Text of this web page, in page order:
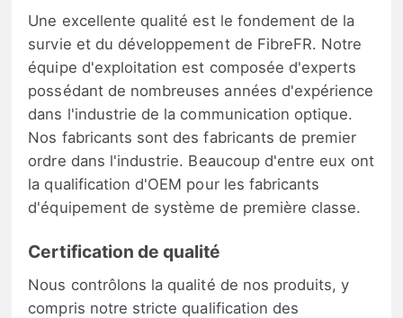
Une excellente qualité est le fondement de la
survie et du développement de FibreFR. Notre
équipe d'exploitation est composée d'experts
possédant de nombreuses années d'expérience
dans l'industrie de la communication optique.
Nos fabricants sont des fabricants de premier
ordre dans l'industrie. Beaucoup d'entre eux ont
la qualification d'OEM pour les fabricants
d'équipement de système de première classe.
Certification de qualité
Nous contrôlons la qualité de nos produits, y
compris notre stricte qualification des